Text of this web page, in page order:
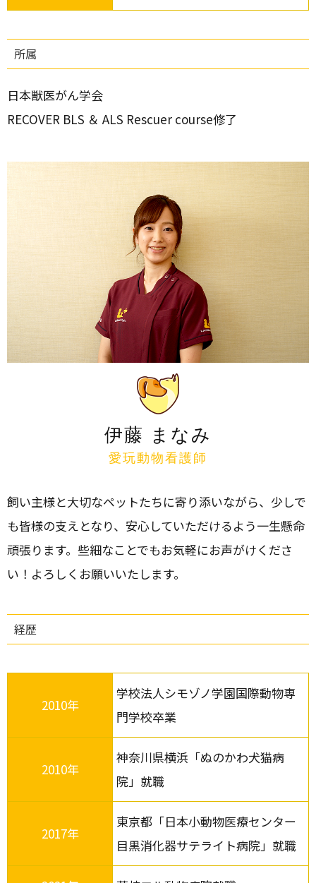
所属
日本獣医がん学会
RECOVER BLS ＆ ALS Rescuer course修了
伊藤 まなみ
愛玩動物看護師
飼い主様と大切なペットたちに寄り添いながら、少しで
も皆様の支えとなり、安心していただけるよう一生懸命
頑張ります。些細なことでもお気軽にお声がけくださ
い！よろしくお願いいたします。
経歴
2010年
学校法人シモゾノ学園国際動物専
門学校卒業
2010年
神奈川県横浜「ぬのかわ犬猫病
院」就職
2017年
東京都「日本小動物医療センター
目黒消化器サテライト病院」就職